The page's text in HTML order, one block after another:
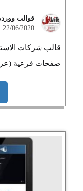
قوالب
22/06/2020
صفحات فرعية